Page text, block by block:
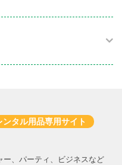
ンタル用品専用サイト
ー、パーティ、ビジネスなど